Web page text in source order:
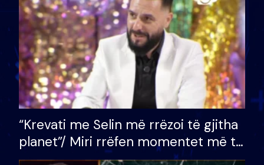
“Krevati me Selin më rrëzoi të gjitha
planet”/ Miri rrëfen momentet më të
bukura në shtëpinë e BB VIP: Do më